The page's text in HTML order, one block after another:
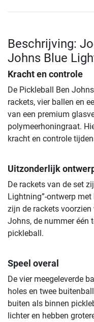
Beschrijving:
Johns Blue
Kracht en controle
De Pickleball Ben
rackets, vier ballen en
van een premium
polymeerhoningraat.
kracht en controle
Uitzonderlijk
De rackets van de set
Lightning”-ontwerp
zijn de rackets
Johns, de nummer één
pickleball.
Speel overal
De vier meegeleverde
holes en twee
buiten als binnen
lichter en hebben